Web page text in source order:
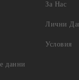
За Нас
Лични
Условия
данни